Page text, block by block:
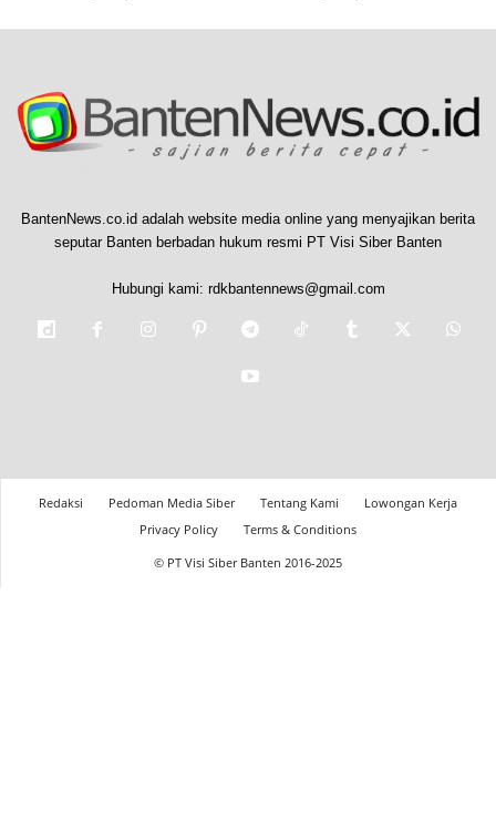
BantenNews.co.id adalah website media online yang menyajikan berita
seputar Banten berbadan hukum resmi PT Visi Siber Banten
Hubungi kami: rdkbantennews@gmail.com
Redaksi Pedoman Media Siber Tentang Kami
Lowongan Kerja
Privacy Policy
Terms & Conditions
© PT Visi Siber Banten 2016-2025